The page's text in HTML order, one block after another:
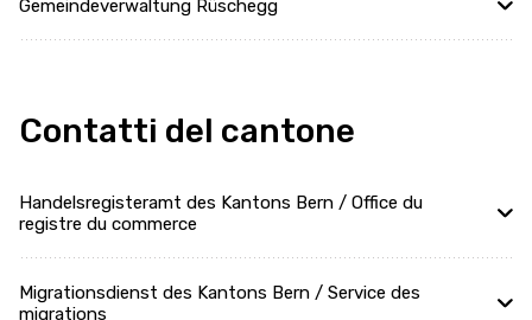
Gemeindeverwaltung Rüschegg
Contatti del cantone
Handelsregisteramt des Kantons Bern / Office du
registre du commerce
Migrationsdienst des Kantons Bern / Service des
migrations